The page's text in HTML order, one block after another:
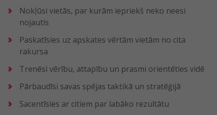
Nokļūsi vietās, par kurām iepriekš neko neesi
nojautis
Paskatīsies uz apskates vērtām vietām no cita
rakursa
Trenēsi vērību, attapību un prasmi orientēties vidē
Pārbaudīsi savas spējas taktikā un stratēģijā
Sacentīsies ar citiem par labāko rezultātu